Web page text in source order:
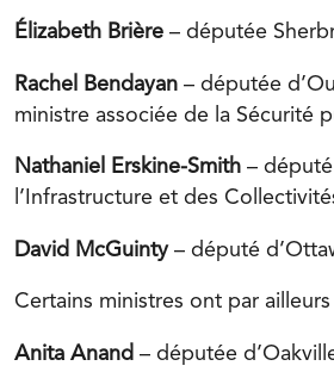
Élizabeth Brière – députée
Rachel Bendayan – députée
ministre associée de la Sécurité
Nathaniel Erskine-Smith –
l’Infrastructure et des
David McGuinty – député
Certains ministres ont par
Anita Anand – députée